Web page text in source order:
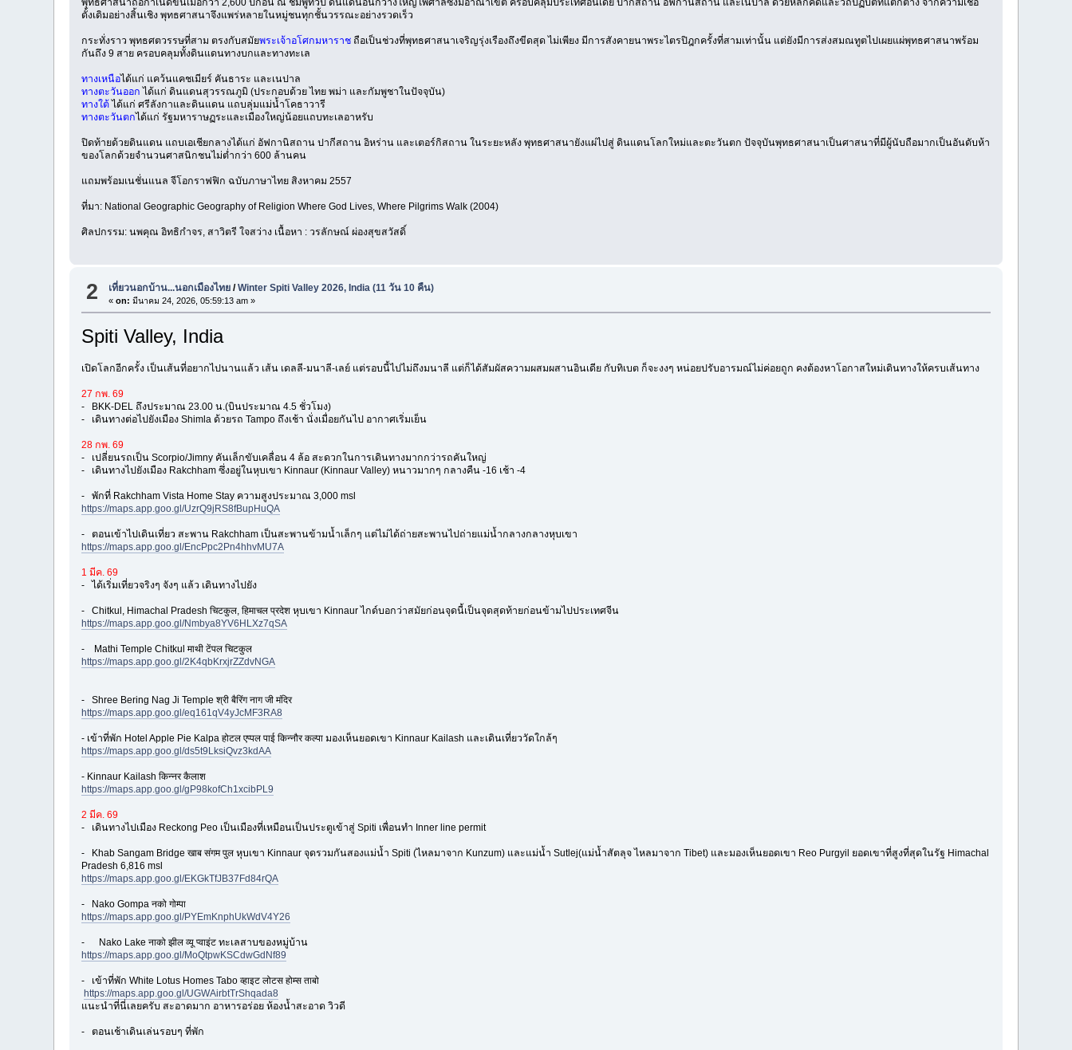
พุทธศาสนาถือกำเนิดขึ้นเมื่อกว่า 2,600 ปีก่อน ณ ชมพูทวีป ดินแดนอันกว้างใหญ่ไพศาลซึ่งมีอาณาเขต ครอบคลุมประเทศอินเดีย ปากีสถาน อัฟกานิสถาน และเนปาล ด้วยหลักคิดและวิถีปฏิบัติที่แตกต่าง จากความเชื่อ
ดั้งเดิมอย่างสิ้นเชิง พุทธศาสนาจึงแพร่หลายในหมู่ชนทุกชั้นวรรณะอย่างรวดเร็ว
กระทั่งราว พุทธศตวรรษที่สาม ตรงกับสมัยพระเจ้าอโศกมหาราช ถือเป็นช่วงที่พุทธศาสนาเจริญรุ่งเรืองถึงขีดสุด ไม่เพียง มีการสังคายนาพระไตรปิฎกครั้งที่สามเท่านั้น แต่ยังมีการส่งสมณทูตไปเผยแผ่พุทธศาสนาพร้อม
กันถึง 9 สาย ครอบคลุมทั้งดินแดนทางบกและทางทะเล
ทางเหนือได้แก่ แคว้นแคชเมียร์ คันธาระ และเนปาล
ทางตะวันออก ได้แก่ ดินแดนสุวรรณภูมิ (ประกอบด้วย ไทย พม่า และกัมพูชาในปัจจุบัน)
ทางใต้ ได้แก่ ศรีลังกาและดินแดน แถบลุ่มแม่น้ำโคธาวารี
ทางตะวันตกได้แก่ รัฐมหาราษฏระและเมืองใหญ่น้อยแถบทะเลอาหรับ
ปิดท้ายด้วยดินแดน แถบเอเชียกลางได้แก่ อัฟกานิสถาน ปากีสถาน อิหร่าน และเตอร์กิสถาน ในระยะหลัง พุทธศาสนายังแผ่ไปสู่ ดินแดนโลกใหม่และตะวันตก ปัจจุบันพุทธศาสนาเป็นศาสนาที่มีผู้นับถือมากเป็นอันดับห้า
ของโลกด้วยจำนวนศาสนิกชนไม่ต่ำกว่า 600 ล้านคน
แถมพร้อมเนชั่นแนล จีโอกราฟฟิก ฉบับภาษาไทย สิงหาคม 2557
ที่มา: National Geographic Geography of Religion Where God Lives, Where Pilgrims Walk (2004)
ศิลปกรรม: นพคุณ อิทธิกำจร, สาวิตรี ใจสว่าง เนื้อหา : วรลักษณ์ ผ่องสุขสวัสดิ์
2 เที่ยวนอกบ้าน...นอกเมืองไทย /Winter Spiti Valley 2026, India (11 วัน 10 คืน)
«on: มีนาคม 24, 2026, 05:59:13 am »
Spiti Valley, India
เปิดโลกอีกครั้ง เป็นเส้นที่อยากไปนานแล้ว เส้น เดลลี-มนาลี-เลย์ แต่รอบนี้ไปไม่ถึงมนาลี แต่ก็ได้สัมผัสความผสมผสานอินเดีย กับทิเบต ก็จะงงๆ หน่อยปรับอารมณ์ไม่ค่อยถูก คงต้องหาโอกาสใหม่เดินทางให้ครบเส้นทาง
27 กพ. 69
- BKK-DEL ถึงประมาณ 23.00 น.(บินประมาณ 4.5 ชั่วโมง)
- เดินทางต่อไปยังเมือง Shimla ด้วยรถ Tampo ถึงเช้า นั่งเมื่อยกันไป อากาศเริ่มเย็น
28 กพ. 69
- เปลี่ยนรถเป็น Scorpio/Jimny คันเล็กขับเคลื่อน 4 ล้อ สะดวกในการเดินทางมากกว่ารถคันใหญ่
- เดินทางไปยังเมือง Rakchham ซึ่งอยู่ในหุบเขา Kinnaur (Kinnaur Valley) หนาวมากๆ กลางคืน -16 เช้า -4
- พักที่ Rakchham Vista Home Stay ความสูงประมาณ 3,000 msl
https://maps.app.goo.gl/UzrQ9jRS8fBupHuQA
- ตอนเข้าไปเดินเที่ยว สะพาน Rakchham เป็นสะพานข้ามน้ำเล็กๆ แต่ไม่ได้ถ่ายสะพานไปถ่ายแม่น้ำกลางกลางหุบเขา
https://maps.app.goo.gl/EncPpc2Pn4hhvMU7A
1 มีค. 69
- ได้เริ่มเที่ยวจริงๆ จังๆ แล้ว เดินทางไปยัง
- Chitkul, Himachal Pradesh चिटकुल, हिमाचल प्रदेश หุบเขา Kinnaur ไกด์บอกว่าสมัยก่อนจุดนี้เป็นจุดสุดท้ายก่อนข้ามไปประเทศจีน
https://maps.app.goo.gl/Nmbya8YV6HLXz7qSA
- Mathi Temple Chitkul माथी टेंपल चिटकुल
https://maps.app.goo.gl/2K4qbKrxjrZZdvNGA
- Shree Bering Nag Ji Temple श्री बैरिंग नाग जी मंदिर
https://maps.app.goo.gl/eq161qV4yJcMF3RA8
- เข้าที่พัก Hotel Apple Pie Kalpa होटल एप्पल पाई किन्नौर कल्पा มองเห็นยอดเขา Kinnaur Kailash และเดินเที่ยววัดใกล้ๆ
https://maps.app.goo.gl/ds5t9LksiQvz3kdAA
- Kinnaur Kailash किन्‍नर कैलाश
https://maps.app.goo.gl/gP98kofCh1xcibPL9
2 มีค. 69
- เดินทางไปเมือง Reckong Peo เป็นเมืองที่เหมือนเป็นประตูเข้าสู่ Spiti เพื่อนทำ Inner line permit
- Khab Sangam Bridge खाब संगम पुल หุบเขา Kinnaur จุดรวมกันสองแม่น้ำ Spiti (ไหลมาจาก Kunzum) และแม่น้ำ Sutlej(แม่น้ำสัตลุจ ไหลมาจาก Tibet) และมองเห็นยอดเขา Reo Purgyil ยอดเขาที่สูงที่สุดในรัฐ Himachal
Pradesh 6,816 msl
https://maps.app.goo.gl/EKGkTfJB37Fd84rQA
- Nako Gompa नको गोम्पा
https://maps.app.goo.gl/PYEmKnphUkWdV4Y26
- Nako Lake नाको झील व्यू प्वाइंट ทะเลสาบของหมู่บ้าน
https://maps.app.goo.gl/MoQtpwKSCdwGdNf89
- เข้าที่พัก White Lotus Homes Tabo व्हाइट लोटस होम्स ताबो
https://maps.app.goo.gl/UGWAirbtTrShqada8
แนะนำที่นี่เลยครับ สะอาดมาก อาหารอร่อย ห้องน้ำสะอาด วิวดี
- ตอนเช้าเดินเล่นรอบๆ ที่พัก